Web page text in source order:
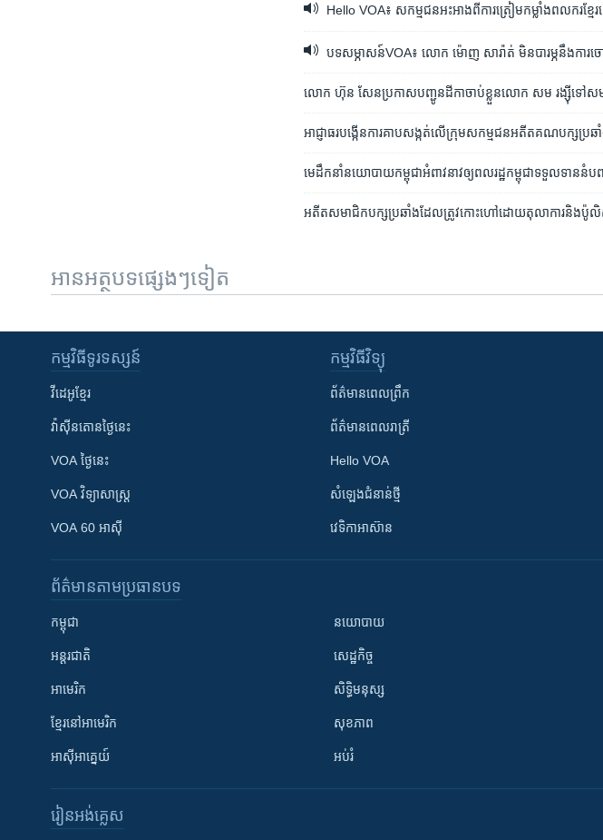
Hello VOA៖ សកម្មជន​អះអាង​ពី​ការ​ត្រៀម​កម្លាំង​ពលករ​ខ្មែរ​
បទសម្ភាសន៍VOA៖ លោក ម៉ោញ សារ៉ាត់ មិន​បារម្ភ​​នឹង​ការ
លោក ហ៊ុន សែន​ប្រកាស​បញ្ជូន​ដីកា​ចាប់​ខ្លួន​លោក សម រង្ស៊ី​ទៅ​ស
អាជ្ញាធរ​បង្កើន​ការ​គាប​សង្កត់​លើ​ក្រុម​សកម្មជន​អតីត​គណបក្ស​ប្
មេដឹកនាំ​នយោបាយ​កម្ពុជា​អំពាវនាវ​ឲ្យ​ពលរដ្ឋកម្ពុជា​ទទួល​ទាន​នំ​បញ្
អតីត​សមាជិក​បក្សប្រឆាំង​ដែល​ត្រូវកោះហៅ​ដោយ​តុលាការ​និង​
អានអត្ថបទផ្សេងៗទៀត
កម្មវិធី​ទូរទស្សន៍
វីដេអូ​ខ្មែរ
វ៉ាស៊ីនតោន​ថ្ងៃ​នេះ
VOA ថ្ងៃនេះ
VOA ​វិទ្យាសាស្ត្រ
VOA 60 អាស៊ី
កម្មវិធី​វិទ្យុ
ព័ត៌មាន​ពេល​ព្រឹក
ព័ត៌មាន​​ពេល​រាត្រី
Hello VOA
សំឡេង​ជំនាន់​ថ្មី
វេទិកា​អាស៊ាន
ព័ត៌មាន​តាមប្រធានបទ​
កម្ពុជា
អន្តរជាតិ
អាមេរិក
ខ្មែរ​នៅអាមេរិក
អាស៊ីអាគ្នេយ៍
នយោបាយ
សេដ្ឋកិច្ច
សិទ្ធិមនុស្ស
សុខភាព
អប់រំ
រៀន​​អង់គ្លេស